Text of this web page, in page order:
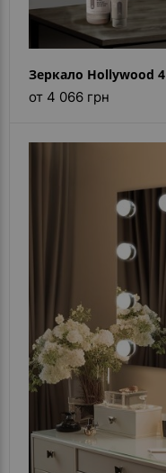
Зеркало Hollywood 4
от 4 066 грн